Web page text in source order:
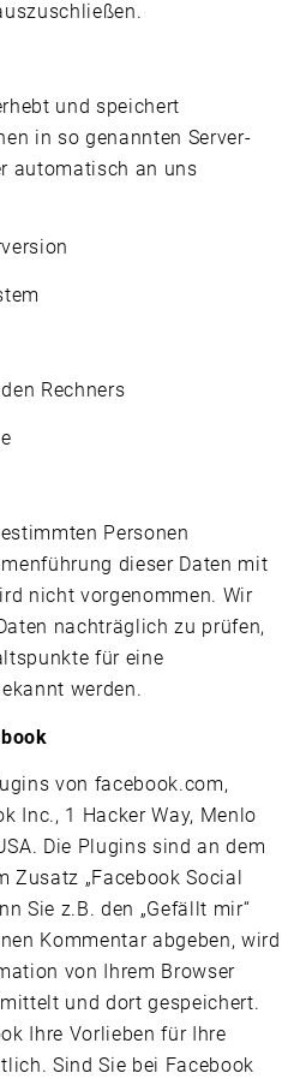
und speichert
in so genannten Server-
automatisch an uns
Rechners
Personen
dieser Daten mit
nicht vorgenommen. Wir
nachträglich zu prüfen,
für eine
werden.
von facebook.com,
Inc., 1 Hacker Way, Menlo
Die Plugins sind an dem
Zusatz „Facebook Social
Sie z.B. den „Gefällt mir“
Kommentar abgeben, wird
von Ihrem Browser
und dort gespeichert.
Ihre Vorlieben für Ihre
Sind Sie bei Facebook